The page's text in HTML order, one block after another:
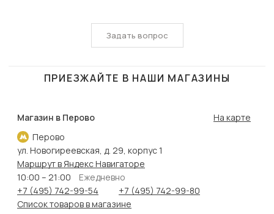
Задать вопрос
ПРИЕЗЖАЙТЕ В НАШИ МАГАЗИНЫ
Магазин в Перово
Перово
На карте
ул. Новогиреевская, д. 29, корпус 1
Маршрут в Яндекс Навигаторе
10:00 – 21:00
Ежедневно
+7 (495) 742-99-54
+7 (495) 742-99-80
Список товаров в магазине